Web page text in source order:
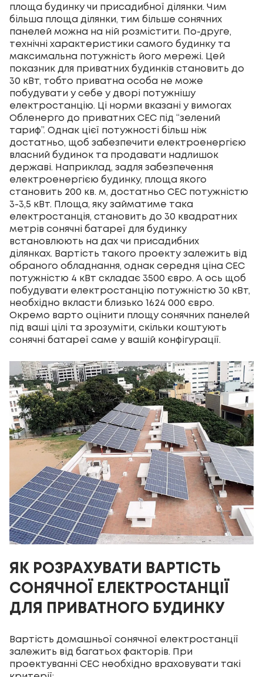
площа будинку чи присадибної ділянки. Чим
більша площа ділянки, тим більше сонячних
панелей можна на ній розмістити. По-друге,
технічні характеристики самого будинку та
максимальна потужність його мережі. Цей
показник для приватних будинків становить до
30 кВт, тобто приватна особа не може
побудувати у себе у дворі потужнішу
електростанцію. Ці норми вказані у вимогах
Обленерго до приватних СЕС під “зелений
тариф”. Однак цієї потужності більш ніж
достатньо, щоб забезпечити електроенергією
власний будинок та продавати надлишок
державі. Наприклад, задля забезпечення
електроенергією будинку, площа якого
становить 200 кв. м, достатньо СЕС потужністю
3-3,5 кВт. Площа, яку займатиме така
електростанція, становить до 30 квадратних
метрів сонячні батареї для будинку
встановлюють на дах чи присадибних
ділянках. Вартість такого проекту залежить від
обраного обладнання, однак середня ціна СЕС
потужністю 4 кВт складає 3500 євро. А ось щоб
побудувати електростанцію потужністю 30 кВт,
необхідно вкласти близько 1624 000 євро.
Окремо варто оцінити площу сонячних панелей
під ваші цілі та зрозуміти, скільки коштують
сонячні батареї саме у вашій конфігурації.
ЯК РОЗРАХУВАТИ ВАРТІСТЬ
СОНЯЧНОЇ ЕЛЕКТРОСТАНЦІЇ
ДЛЯ ПРИВАТНОГО БУДИНКУ
Вартість домашньої сонячної електростанції
залежить від багатьох факторів. При
проектуванні СЕС необхідно враховувати такі